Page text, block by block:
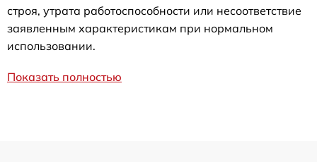
строя, утрата работоспособности или несоответствие
заявленным характеристикам при нормальном
использовании.
Показать полностью